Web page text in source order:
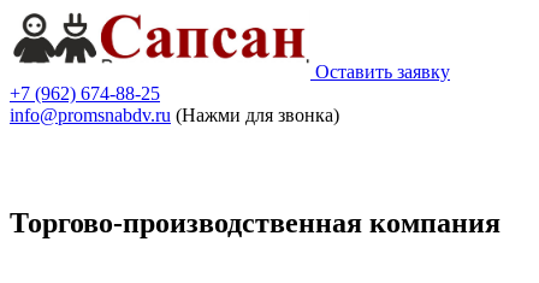
Оставить заявку
+7 (962) 674-88-25
info@promsnabdv.ru (Нажми для звонка)
Торгово-производственная компания